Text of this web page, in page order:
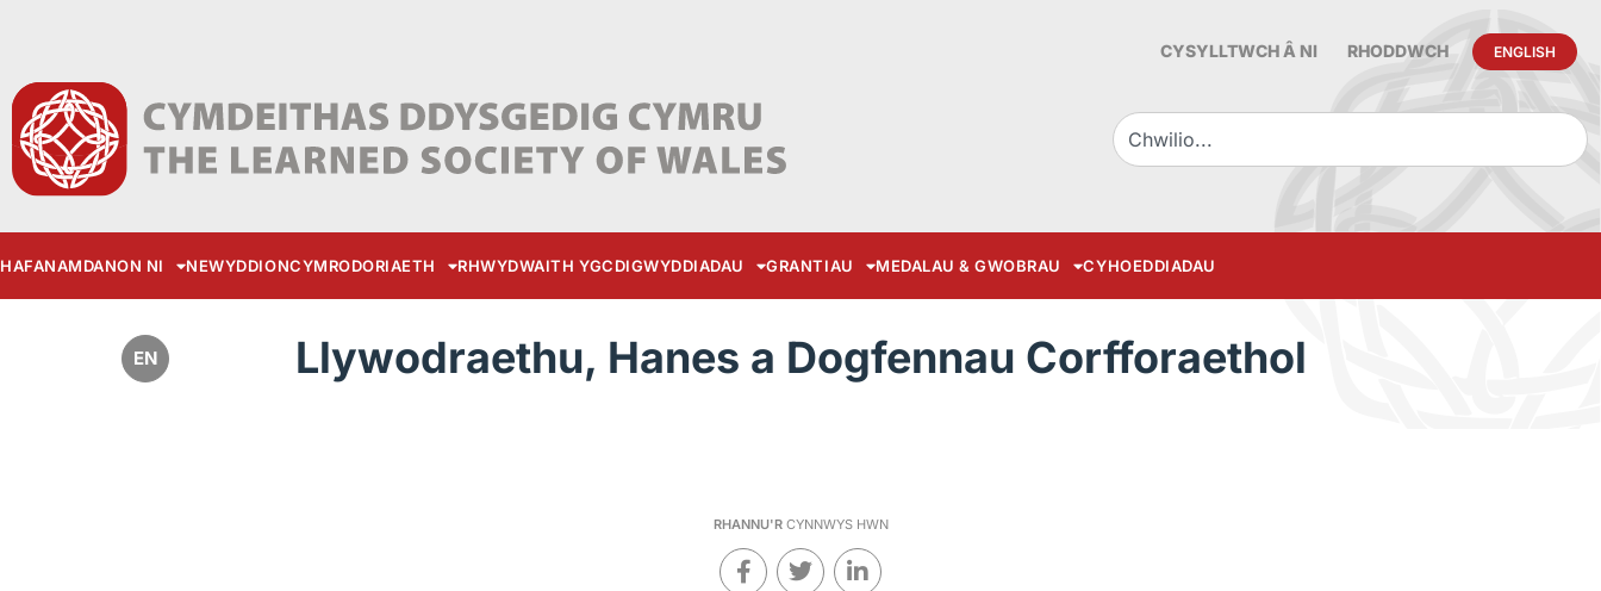
CYSYLLTWCH Â NI RHODDWCH ENGLISH
HAFANAMDANON NI NEWYDDIONCYMRODORIAETH RHWYDWAITH YGCDIGWYDDIADAU GRANTIAU MEDALAU & GWOBRAU CYHOEDDIADAU
EN Llywodraethu, Hanes a Dogfennau Corfforaethol
RHANNU'RCYNNWYS HWN